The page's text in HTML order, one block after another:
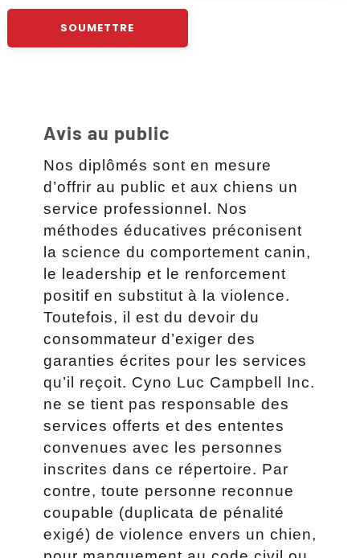
Avis au public
Nos diplômés sont en mesure
d’offrir au public et aux chiens un
service professionnel. Nos
méthodes éducatives préconisent
la science du comportement canin,
le leadership et le renforcement
positif en substitut à la violence.
Toutefois, il est du devoir du
consommateur d’exiger des
garanties écrites pour les services
qu’il reçoit. Cyno Luc Campbell Inc.
ne se tient pas responsable des
services offerts et des ententes
convenues avec les personnes
inscrites dans ce répertoire. Par
contre, toute personne reconnue
coupable (duplicata de pénalité
exigé) de violence envers un chien,